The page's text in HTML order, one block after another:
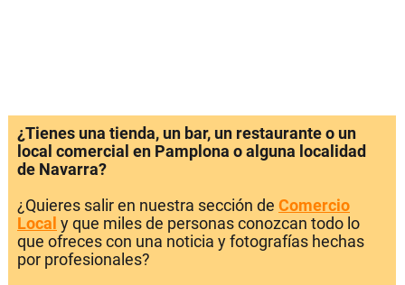
¿Tienes una tienda, un bar, un restaurante o un
local comercial en Pamplona o alguna localidad
de Navarra?
¿Quieres salir en nuestra sección de Comercio
Local y que miles de personas conozcan todo lo
que ofreces con una noticia y fotografías hechas
por profesionales?